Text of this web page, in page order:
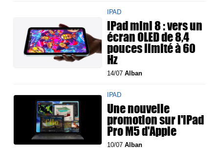
IPAD
iPad mini 8 : vers un
écran OLED de 8,4
pouces limité à 60
Hz
14/07Alban
IPAD
Une nouvelle
promotion sur l'iPad
Pro M5 d'Apple
10/07Alban